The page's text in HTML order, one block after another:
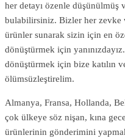
her detayı özenle düşünülmüş
bulabilirsiniz. Bizler her zevke
ürünler sunarak sizin için en
dönüştürmek için
dönüştürmek için bize katılın
ölümsüzleştirelim.
Almanya, Fransa, Hollanda,
çok ülkeye söz nişan, kına
ürünlerinin gönderimini